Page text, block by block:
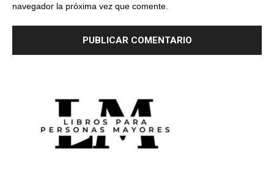
navegador la próxima vez que comente.